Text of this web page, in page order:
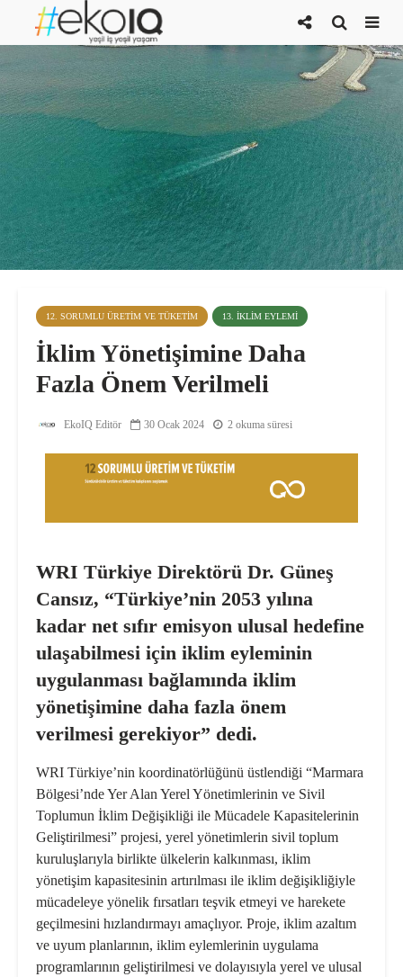
12. SORUMLU ÜRETIM VE TÜKETIM 13. İKLIM EYLEMI
İklim Yönetişimine Daha
Fazla Önem Verilmeli
EkoIQ Editör 30 Ocak 2024 2 okuma süresi
WRI Türkiye Direktörü Dr. Güneş
Cansız, “Türkiye’nin 2053 yılına
kadar net sıfır emisyon ulusal hedefine
ulaşabilmesi için iklim eyleminin
uygulanması bağlamında iklim
yönetişimine daha fazla önem
verilmesi gerekiyor” dedi.
WRI Türkiye’nin koordinatörlüğünü üstlendiği “Marmara
Bölgesi’nde Yer Alan Yerel Yönetimlerinin ve Sivil
Toplumun İklim Değişikliği ile Mücadele Kapasitelerinin
Geliştirilmesi” projesi, yerel yönetimlerin sivil toplum
kuruluşlarıyla birlikte ülkelerin kalkınması, iklim
yönetişim kapasitesinin artırılması ile iklim değişikliğiyle
mücadeleye yönelik fırsatları teşvik etmeyi ve harekete
geçilmesini hızlandırmayı amaçlıyor. Proje, iklim azaltım
ve uyum planlarının, iklim eylemlerinin uygulama
programlarının geliştirilmesi ve dolayısıyla yerel ve ulusal